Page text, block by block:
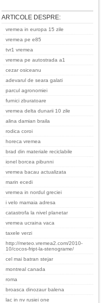
ARTICOLE DESPRE:
vremea in europa 15 zile
vremea pe e85
tvr1 vremea
vremea pe autostrada a1
cezar osiceanu
adevarul de seara galati
parcul agronomiei
furnici zburatoare
vremea delta dunarii 10 zile
alina damian braila
rodica coroi
horeca vremea
brad din materiale reciclabile
ionel borcea pibunni
vremea bacau actualizata
marin ecedi
vremea in nordul greciei
i velo mamaia adresa
catastrofa la nivel planetar
vremea ucraina vaca
taxele verzi
http://meteo.vremea2.com/2010-
10/cocos-fript-la-stenograme/
cel mai batran stejar
montreal canada
roma
broasca dinozaur balena
lac in nv rusiei one